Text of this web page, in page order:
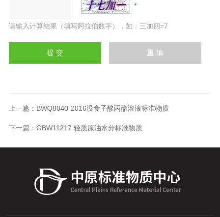
请输入计算结果（填写阿拉伯数字），如：三加四=7
上一篇： BWQ8040-2016没食子酸丙酯溶液标准物质
下一篇： GBW11217 轻质原油水分标准物质